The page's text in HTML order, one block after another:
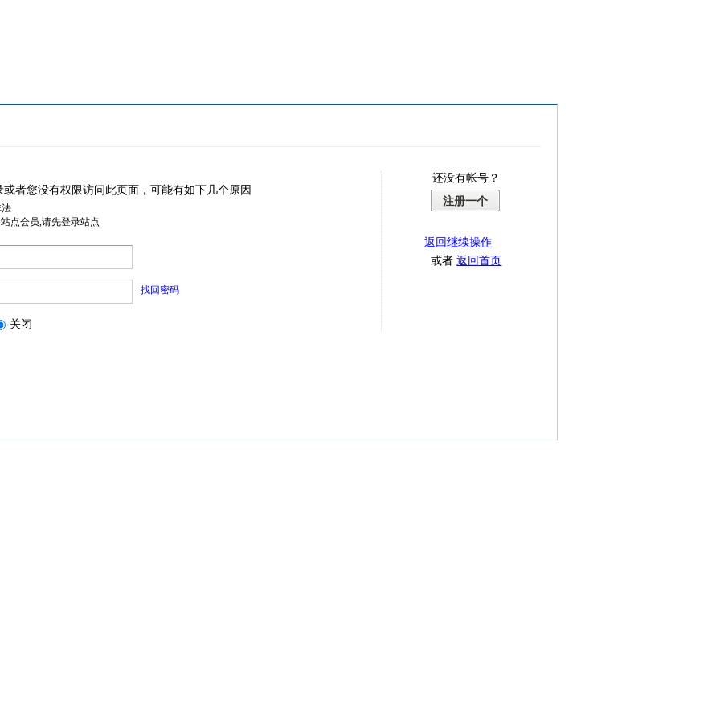
或者您没有权限访问此页面，可能有如下几个原因
点会员,请先登录站点
找回密码
关闭
还没有帐号？
注册一个
返回继续操作
或者返回首页